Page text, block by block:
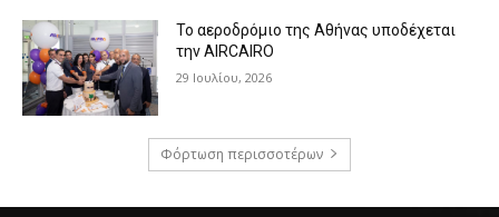
Το αεροδρόμιο της Αθήνας υποδέχεται
την AIRCAIRO
29 Ιουλίου, 2026
Φόρτωση περισσοτέρων